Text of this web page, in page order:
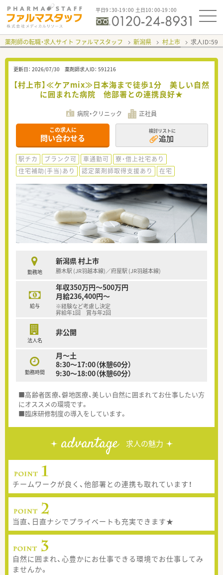
平日9：30-19：00 土日10：00-19：00
薬剤師の転職・求人サイト ファルマスタッフ 新潟県 村上市 求人ID：
更新日： 2026/07/30 薬剤師求人ID： 591216
【村上市】≪ケアmix≫日本海まで徒歩1分 美しい自然
に囲まれた病院 他部署との連携良好★
病院・クリニック 正社員
この求人に
問い合わせる
検討リストに
追加
駅チカ ブランク可 車通勤可
寮・借上社宅あり
住宅補助(手当)あり
認定薬剤師取得支援あり 在宅
勤務地
新潟県 村上市
勝木駅 (JR羽越本線)／府屋駅 (JR羽越本線)
給与
年収350万円～500万円
月給236,400円～
※経験など考慮し決定
昇給年1回 賞与年2回
法人名
非公開
勤務時間
月～土
8:30～17:00（休憩60分）
9:30～18:00（休憩60分）
■高齢者医療、僻地医療、美しい自然に囲まれてお仕事したい方
にオススメの環境です。
■臨床研修制度の導入をしています。
advantage 求人の魅力
チームワークが良く、他部署との連携も取れています！
当直、日直ナシでプライベートも充実できます★
自然に囲まれ、心豊かにお仕事できる環境でお仕事してみ
ませんか。